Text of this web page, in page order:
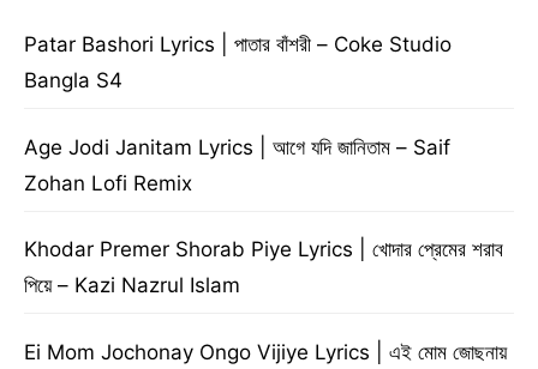
Patar Bashori Lyrics | পাতার বাঁশরী – Coke Studio
Bangla S4
Age Jodi Janitam Lyrics | আগে যদি জানিতাম – Saif
Zohan Lofi Remix
Khodar Premer Shorab Piye Lyrics | খোদার প্রেমের শরাব
পিয়ে – Kazi Nazrul Islam
Ei Mom Jochonay Ongo Vijiye Lyrics | এই মোম জোছনায়